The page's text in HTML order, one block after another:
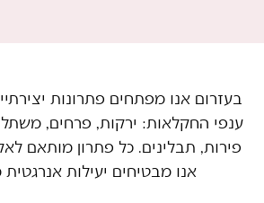
בעזרום אנו מפתחים פתרונות
ענפי החקלאות: ירקות, פרחים,
פירות, תבלינים. כל פתרון מותאם
אנו מבטיחים יעילות